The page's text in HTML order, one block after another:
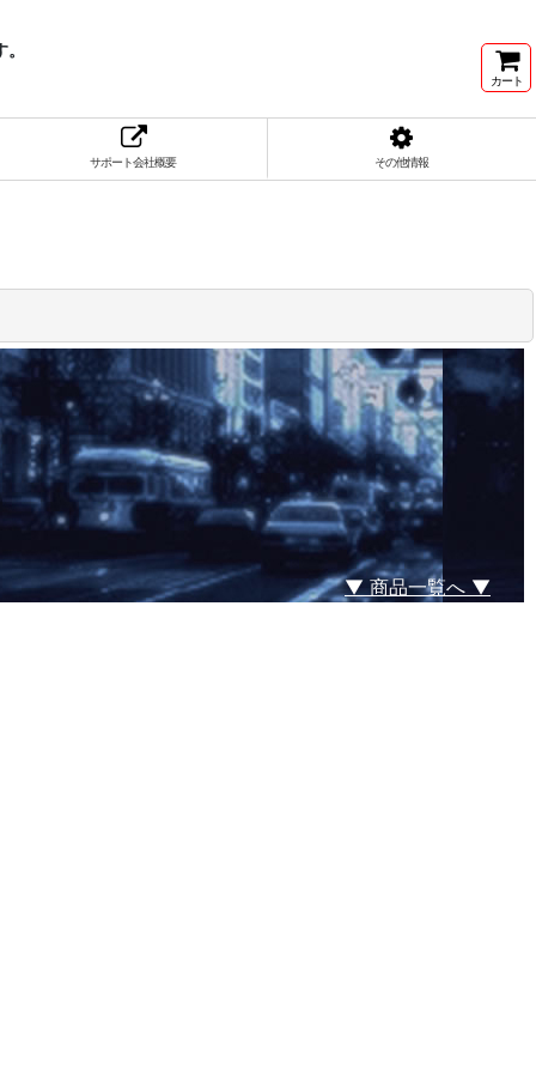
カート
サポート会社概要 その他情報
▼ 商品一覧へ ▼